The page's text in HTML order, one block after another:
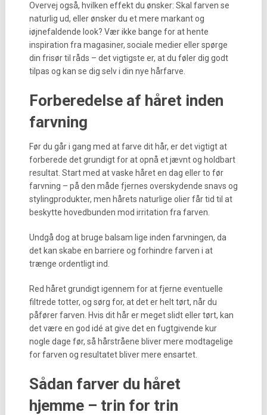
Overvej også, hvilken effekt du ønsker: Skal farven se
naturlig ud, eller ønsker du et mere markant og
iøjnefaldende look? Vær ikke bange for at hente
inspiration fra magasiner, sociale medier eller spørge
din frisør til råds – det vigtigste er, at du føler dig godt
tilpas og kan se dig selv i din nye hårfarve.
Forberedelse af håret inden
farvning
Før du går i gang med at farve dit hår, er det vigtigt at
forberede det grundigt for at opnå et jævnt og holdbart
resultat. Start med at vaske håret en dag eller to før
farvning – på den måde fjernes overskydende snavs og
stylingprodukter, men hårets naturlige olier får tid til at
beskytte hovedbunden mod irritation fra farven.
Undgå dog at bruge balsam lige inden farvningen, da
det kan skabe en barriere og forhindre farven i at
trænge ordentligt ind.
Red håret grundigt igennem for at fjerne eventuelle
filtrede totter, og sørg for, at det er helt tørt, når du
påfører farven. Hvis dit hår er meget slidt eller tørt, kan
det være en god idé at give det en fugtgivende kur
nogle dage før, så hårstråene bliver mere modtagelige
for farven og resultatet bliver mere ensartet.
Sådan farver du håret
hjemme – trin for trin